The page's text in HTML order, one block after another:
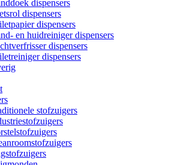
dispensers
dispensers
dispensers
en huidreiniger dispensers
dispensers
dispensers
stofzuigers